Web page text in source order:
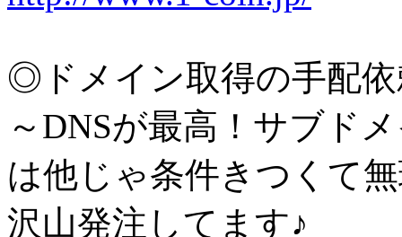
◎ドメイン取得の手配
～DNSが最高！サブド
は他じゃ条件きつくて
沢山発注してます♪